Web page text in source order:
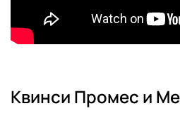
Квинси Промес и